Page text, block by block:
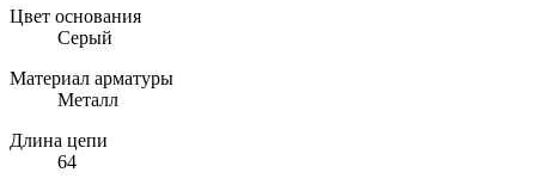
Цвет основания
Серый
Материал арматуры
Металл
Длина цепи
64